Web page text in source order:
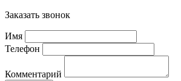
Заказать звонок
Имя
Телефон
Комментарий